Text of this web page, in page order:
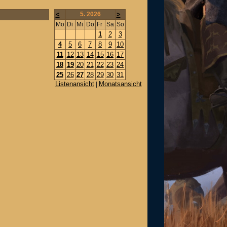
< 5. 2026 >
Mo Di Mi Do Fr Sa So
1 2
3
4
5 6 7 8 9
10
11 12 13 14 15 16 17
18 19 20 21 22 23 24
25 26 27 28 29 30 31
Listenansicht| Monatsansicht